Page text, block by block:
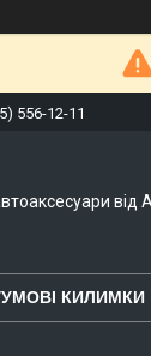
556-12-11
від
КИЛИМКИ